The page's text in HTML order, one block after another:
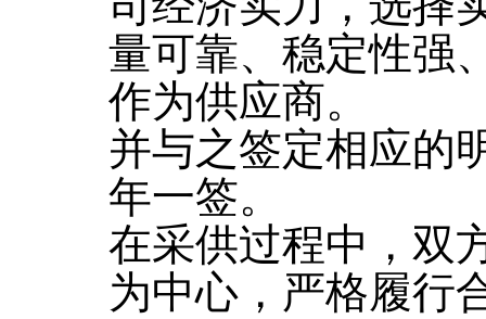
量可靠、稳定性强
作为供应商。
并与之签定相应的
年一签。
在采供过程中，双
为中心，严格履行